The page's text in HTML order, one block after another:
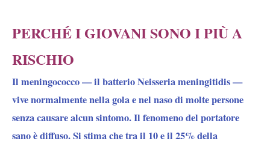
PERCHÉ I GIOVANI SONO I PIÙ A
RISCHIO
Il meningococco — il batterio Neisseria meningitidis —
vive normalmente nella gola e nel naso di molte persone
senza causare alcun sintomo. Il fenomeno del portatore
sano è diffuso. Si stima che tra il 10 e il 25% della